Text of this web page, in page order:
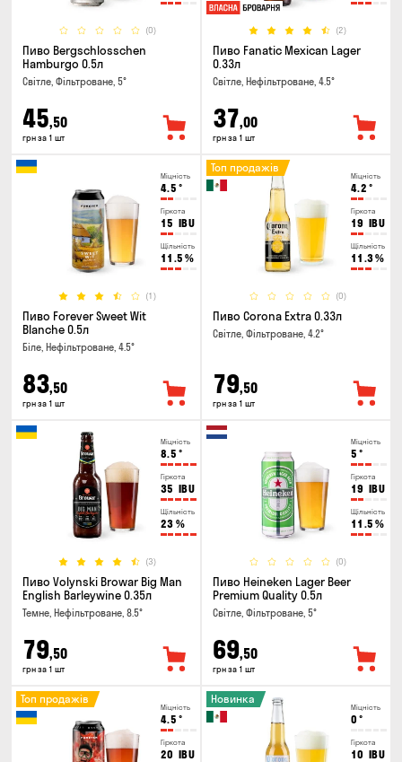
(0)
Пиво Bergschlosschen
Hamburgo 0.5л
Світле, Фільтроване, 5°
45,50
грн за 1 шт
(2)
Пиво Fanatic Mexican Lager
0.33л
Світле, Нефільтроване, 4.5°
37,00
грн за 1 шт
Міцність
4.5 °
Гіркота
15 IBU
Щільність
11.5 %
(1)
Пиво Forever Sweet Wit
Blanche 0.5л
Біле, Нефільтроване, 4.5°
83,50
грн за 1 шт
Міцність
4.2 °
Гіркота
19 IBU
Щільність
11.3%
(0)
Топ продажів
Пиво Corona Extra 0.33л
Світле, Фільтроване, 4.2°
79,50
грн за 1 шт
Міцність
8.5 °
Гіркота
35 IBU
Щільність
23 %
(3)
Пиво Volynski Browar Big Man
English Barleywine 0.35л
Темне, Нефільтроване, 8.5°
79,50
грн за 1 шт
Міцність
5 °
Гіркота
19 IBU
Щільність
11.5 %
(0)
Пиво Heineken Lager Beer
Premium Quality 0.5л
Світле, Фільтроване, 5°
69,50
грн за 1 шт
Міцність
4.5 °
Гіркота
20 IBU
Топ продажів
Міцність
0 °
Гіркота
10 IBU
Новинка